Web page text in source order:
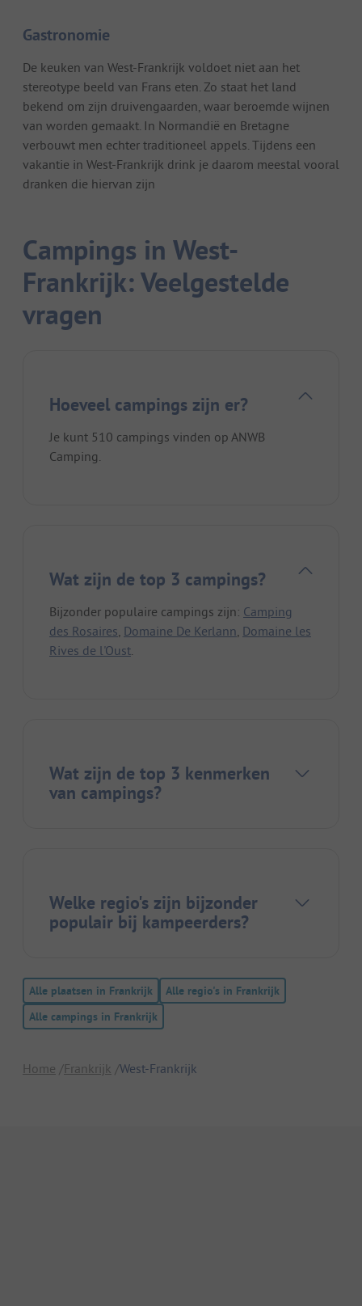
Gastronomie
De keuken van West-Frankrijk voldoet niet aan het
stereotype beeld van Frans eten. Zo staat het land
bekend om zijn druivengaarden, waar beroemde wijnen
van worden gemaakt. In Normandië en Bretagne
verbouwt men echter traditioneel appels. Tijdens een
vakantie in West-Frankrijk drink je daarom meestal vooral
dranken die hiervan zijn
Campings in West-
Frankrijk: Veelgestelde
vragen
Hoeveel campings zijn er?
Je kunt 510 campings vinden op ANWB
Camping.
Wat zijn de top 3 campings?
Bijzonder populaire campings zijn: Camping
des Rosaires Domaine De Kerlann Domaine les
Rives de l'Oust
Wat zijn de top 3 kenmerken
van campings?
Welke regio's zijn bijzonder
populair bij kampeerders?
Alle plaatsen in Frankrijk
Alle regio's in Frankrijk
Alle campings in Frankrijk
Home Frankrijk West-Frankrijk